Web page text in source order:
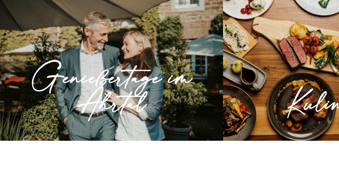
Genießertage im
Ahrtal
Ahrtal
Unseren Klassiker genießen im schönen
Ahrtal.
» Mehr erfahren
Hier genießen sie
Küche in
» Mehr